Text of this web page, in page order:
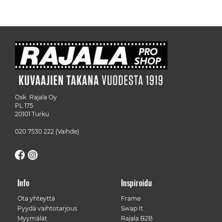
Osk. Rajala Oy
PL 175
20101 Turku
020 7530 222 (Vaihde)
Info
Ota yhteyttä
Pyydä vaihtotarjous
Myymälät
Inspiroidu
Frame
Swap It
Rajala B2B